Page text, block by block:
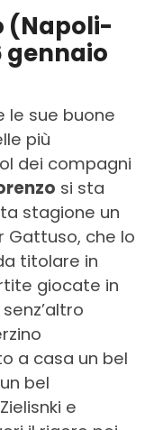
(Napoli-
gennaio
le sue buone
più
dei compagni
si sta
stagione un
che lo
titolare in
giocate in
a casa un bel
bel
e